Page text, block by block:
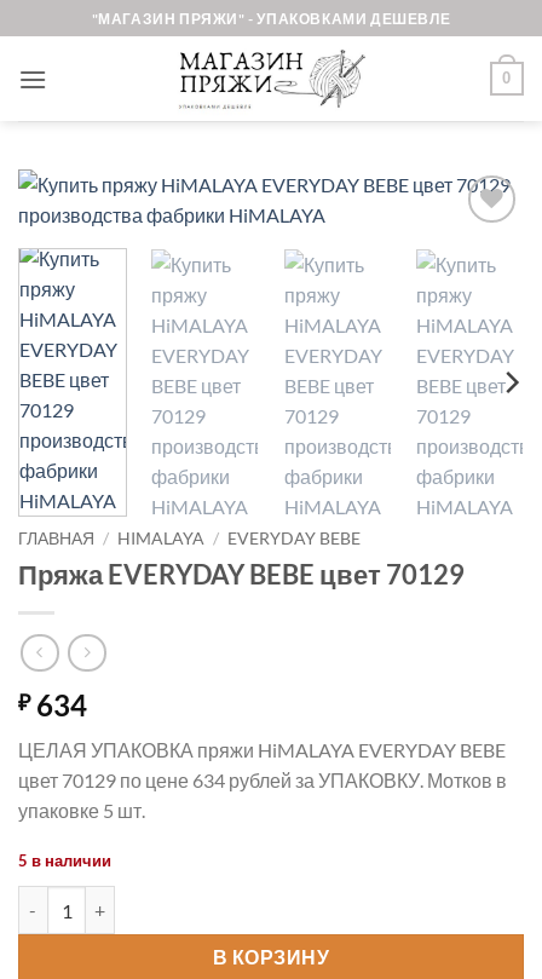
to
content
"МАГАЗИН ПРЯЖИ" - УПАКОВКАМИ ДЕШЕВЛЕ
0
Добавить в
избранное.
ГЛАВНАЯ / HIMALAYA / EVERYDAY BEBE
Пряжа EVERYDAY BEBE цвет 70129
₽634
ЦЕЛАЯ УПАКОВКА пряжи HiMALAYA EVERYDAY BEBE
цвет 70129 по цене 634 рублей за УПАКОВКУ. Мотков в
упаковке 5 шт.
5 в наличии
В КОРЗИНУ